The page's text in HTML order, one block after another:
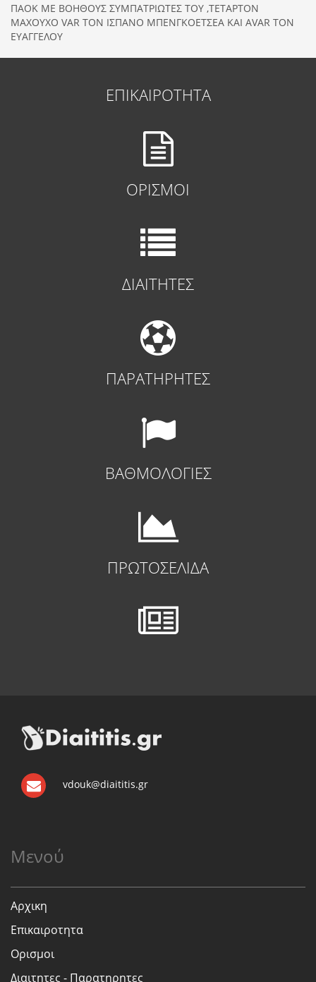
ΠΑΟΚ ΜΕ ΒΟΗΘΟΥΣ ΣΥΜΠΑΤΡΙΩΤΕΣ ΤΟΥ ,ΤΕΤΑΡΤΟΝ
ΜΑΧΟΥΧΟ VAR TON ΙΣΠΑΝΟ ΜΠΕΝΓΚΟΕΤΣΕΑ ΚΑΙ AVAR ΤΟΝ
ΕΥΑΓΓΕΛΟΥ
ΕΠΙΚΑΙΡΟΤΗΤΑ
ΟΡΙΣΜΟΙ
ΔΙΑΙΤΗΤΕΣ
ΠΑΡΑΤΗΡΗΤΕΣ
ΒΑΘΜΟΛΟΓΙΕΣ
ΠΡΩΤΟΣΕΛΙΔΑ
vdouk@diaititis.gr
Μενού
Αρχικη
Επικαιροτητα
Ορισμοι
Διαιτητες - Παρατηρητες